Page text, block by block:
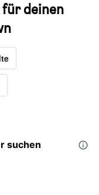
für deinen
suchen